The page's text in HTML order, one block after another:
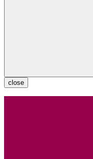
close